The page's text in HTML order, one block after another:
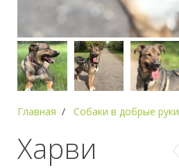
Главная Собаки в добрые руки
Харви